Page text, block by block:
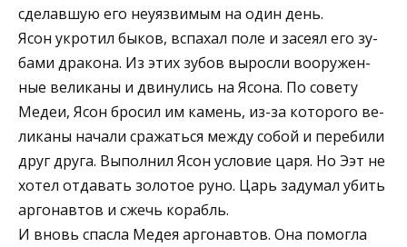
сделавшую его неуязвимым на один день.
Ясон укротил быков, вспахал поле и засеял его зу­
бами дракона. Из этих зубов выросли вооружен­
ные великаны и двинулись на Ясона. По совету
Медеи, Ясон бросил им камень, из-за которого ве­
ликаны начали сражаться между собой и переби­ли
друг друга. Выполнил Ясон условие царя. Но Ээт не
хотел отдавать золотое руно. Царь задумал убить
аргонавтов и сжечь корабль.
И вновь спасла Медея аргонавтов. Она помог­ла